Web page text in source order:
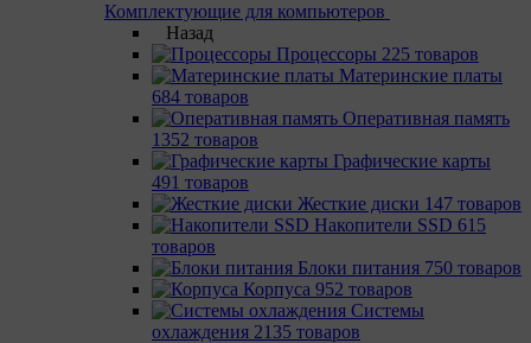
Комплектующие для компьютеров
Назад
Процессоры 225 товаров
Материнcкие платы
684 товаров
Оперативная память
1352 товаров
Графические карты
491 товаров
Жесткие диски 147 товаров
Накопители SSD 615
товаров
Блоки питания 750 товаров
Корпуса 952 товаров
Системы
охлаждения 2135 товаров